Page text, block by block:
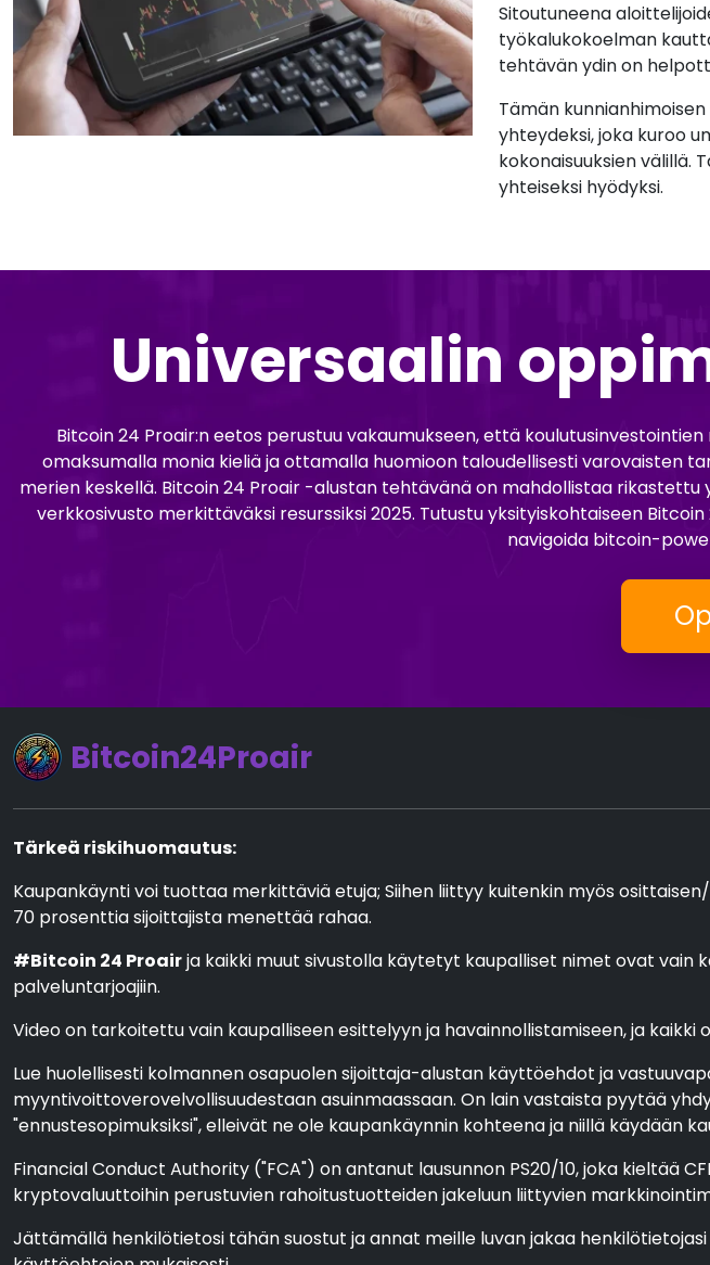
Sitoutuneena
työkalukokoelman
tehtävän ydin on
Tämän
yhteydeksi, joka kuroo
kokonaisuuksien välillä.
yhteiseksi hyödyksi.
Universaalin
Bitcoin 24 Proair:n eetos perustuu vakaumukseen, että
omaksumalla monia kieliä ja ottamalla huomioon taloudellisesti varovaisten
merien keskellä. Bitcoin 24 Proair -alustan tehtävänä on mahdollistaa
verkkosivusto merkittäväksi resurssiksi 2025. Tutustu yksityiskohtaiseen
navigoida bitcoin-
Bitcoin24Proair
Tärkeä riskihuomautus:
Kaupankäynti voi tuottaa merkittäviä etuja; Siihen liittyy kuitenkin myös
70 prosenttia sijoittajista menettää rahaa.
#Bitcoin 24 Proairja kaikki muut sivustolla käytetyt kaupalliset nimet ovat
palveluntarjoajiin.
Video on tarkoitettu vain kaupalliseen esittelyyn ja havainnollistamiseen, ja kaikki
Lue huolellisesti kolmannen osapuolen sijoittaja-alustan käyttöehdot ja
myyntivoittoverovelvollisuudestaan asuinmaassaan. On lain vastaista pyytää
"ennustesopimuksiksi", elleivät ne ole kaupankäynnin kohteena ja niillä käydään
Financial Conduct Authority ("FCA") on antanut lausunnon PS20/10, joka kieltää
kryptovaluuttoihin perustuvien rahoitustuotteiden jakeluun liittyvien
Jättämällä henkilötietosi tähän suostut ja annat meille luvan jakaa